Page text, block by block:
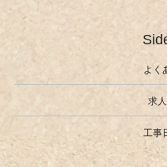
よく
求
工事